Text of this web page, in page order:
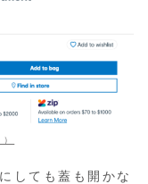
しても蓋も開かな